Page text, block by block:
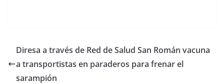
Diresa a través de Red de Salud San Román vacuna
a transportistas en paraderos para frenar el
sarampión